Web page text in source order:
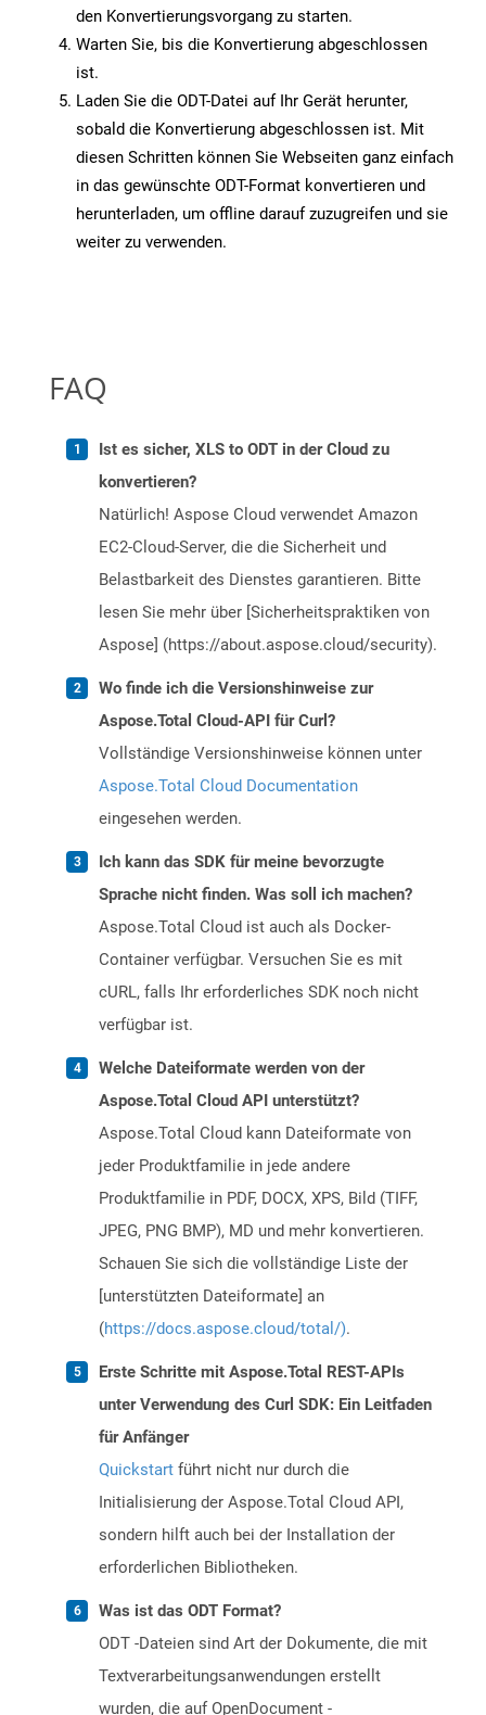
den Konvertierungsvorgang zu starten.
Warten Sie, bis die Konvertierung abgeschlossen
ist.
Laden Sie die ODT-Datei auf Ihr Gerät herunter,
sobald die Konvertierung abgeschlossen ist. Mit
diesen Schritten können Sie Webseiten ganz einfach
in das gewünschte ODT-Format konvertieren und
herunterladen, um offline darauf zuzugreifen und sie
weiter zu verwenden.
FAQ
Ist es sicher, XLS to ODT in der Cloud zu
konvertieren?
Natürlich! Aspose Cloud verwendet Amazon
EC2-Cloud-Server, die die Sicherheit und
Belastbarkeit des Dienstes garantieren. Bitte
lesen Sie mehr über [Sicherheitspraktiken von
Aspose] (https://about.aspose.cloud/security).
Wo finde ich die Versionshinweise zur
Aspose.Total Cloud-API für Curl?
Vollständige Versionshinweise können unter
Aspose.Total Cloud Documentation
eingesehen werden.
Ich kann das SDK für meine bevorzugte
Sprache nicht finden. Was soll ich machen?
Aspose.Total Cloud ist auch als Docker-
Container verfügbar. Versuchen Sie es mit
cURL, falls Ihr erforderliches SDK noch nicht
verfügbar ist.
Welche Dateiformate werden von der
Aspose.Total Cloud API unterstützt?
Aspose.Total Cloud kann Dateiformate von
jeder Produktfamilie in jede andere
Produktfamilie in PDF, DOCX, XPS, Bild (TIFF,
JPEG, PNG BMP), MD und mehr konvertieren.
Schauen Sie sich die vollständige Liste der
[unterstützten Dateiformate] an
(https://docs.aspose.cloud/total/).
Erste Schritte mit Aspose.Total REST-APIs
unter Verwendung des Curl SDK: Ein Leitfaden
für Anfänger
Quickstart führt nicht nur durch die
Initialisierung der Aspose.Total Cloud API,
sondern hilft auch bei der Installation der
erforderlichen Bibliotheken.
Was ist das ODT Format?
ODT -Dateien sind Art der Dokumente, die mit
Textverarbeitungsanwendungen erstellt
wurden, die auf OpenDocument -